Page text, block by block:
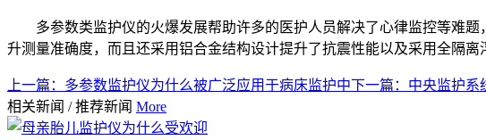
多参数类监护仪的火爆发展帮助许多的医护人员解决了心律监控等难
升测量准确度，而且还采用铝合金结构设计提升了抗震性能以及采用全隔离
上一篇： 多参数监护仪为什么被广泛应用于病床监护中下一篇： 中央监护系
相关新闻 / 推荐新闻 More